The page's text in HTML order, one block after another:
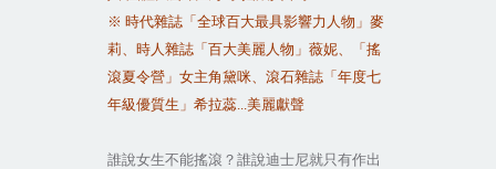
※ 時代雜誌「全球百大最具影響力人物」麥
莉、時人雜誌「百大美麗人物」薇妮、「搖
滾夏令營」女主角黛咪、滾石雜誌「年度七
年級優質生」希拉蕊...美麗獻聲
誰說女生不能搖滾？誰說迪士尼就只有作出